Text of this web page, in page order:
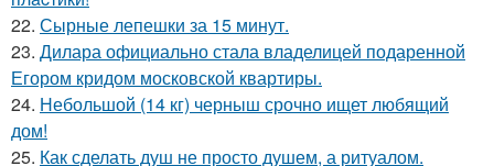
22. Сырные лепешки за 15 минут.
23. Дилара официально стала владелицей подаренной
Егором кридом московской квартиры.
24. Небольшой (14 кг) черныш срочно ищет любящий
дом!
25. Как сделать душ не просто душем, а ритуалом.